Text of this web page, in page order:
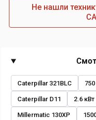
Не нашли
Caterpillar 321BLC
Caterpillar D11 2.6
Millermatic 130XP